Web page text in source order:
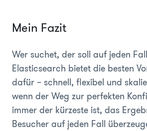
Mein Fazit
Wer suchet, der soll auf jeden
Elasticsearch bietet die besten
dafür – schnell, flexibel und
wenn der Weg zur perfekten
immer der kürzeste ist, das
Besucher auf jeden Fall